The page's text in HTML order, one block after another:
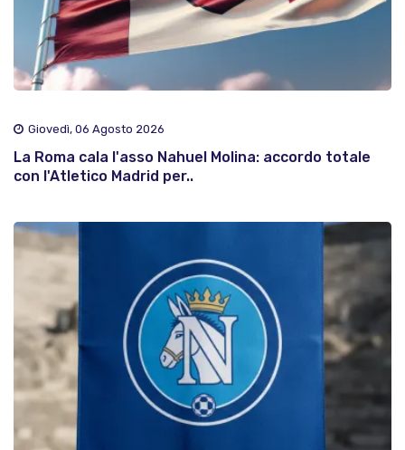
Giovedì, 06 Agosto 2026
La Roma cala l'asso Nahuel Molina: accordo totale
con l'Atletico Madrid per..